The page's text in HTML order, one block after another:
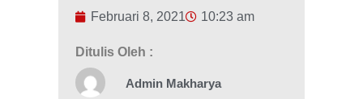
Februari 8, 2021 10:23 am
Ditulis Oleh :
Admin Makharya